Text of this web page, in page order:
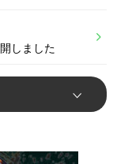
しました